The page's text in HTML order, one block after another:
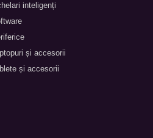
inteligenți
și accesorii
și accesorii